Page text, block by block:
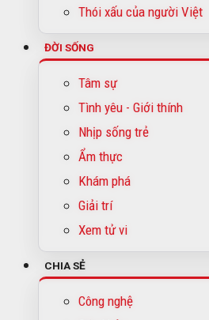
Thói xấu của người Việt
ĐỜI SỐNG
Tâm sự
Tình yêu - Giới thính
Nhịp sống trẻ
Ẩm thực
Khám phá
Giải trí
Xem tử vi
CHIA SẺ
Công nghệ